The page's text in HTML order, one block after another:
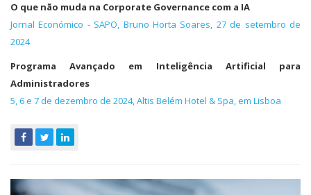
O que não muda na Corporate Governance com a IA
Jornal Económico - SAPO, Bruno Horta Soares, 27 de setembro de
2024
Programa Avançado em Inteligência Artificial para
Administradores
5, 6 e 7 de dezembro de 2024, Altis Belém Hotel & Spa, em Lisboa